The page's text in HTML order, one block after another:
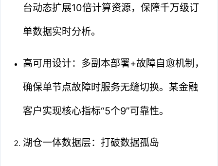
台动态扩展10倍计算资源，保障千万级订
单数据实时分析。
高可用设计：多副本部署+故障自愈机制，
确保单节点故障时服务无缝切换。某金融
客户实现核心指标“5个9”可靠性。
湖仓一体数据层：打破数据孤岛